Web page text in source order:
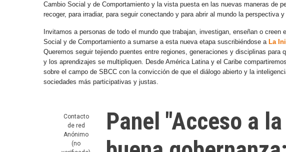
Cambio Social y de Comportamiento y la vista puesta en las nuevas maneras de
recoger, para irradiar, para seguir conectando y para abrir al mundo la perspectiva
Invitamos a personas de todo el mundo que trabajan, investigan, enseñan o creen
Social y de Comportamiento a sumarse a esta nueva etapa suscribiéndose a La
Queremos seguir tejiendo puentes entre regiones, generaciones y disciplinas para
y los aprendizajes se multipliquen. Desde América Latina y el Caribe
sobre el campo de SBCC con la convicción de que el diálogo abierto y la
sociedades más participativas y justas.
Contacto
de red
Anónimo
(no
Panel "Acceso a